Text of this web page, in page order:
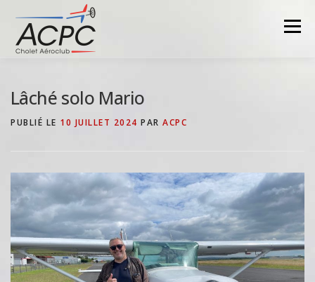
contenu
Menu
Lâché solo Mario
PUBLIÉ LE 10 JUILLET 2024 PAR ACPC